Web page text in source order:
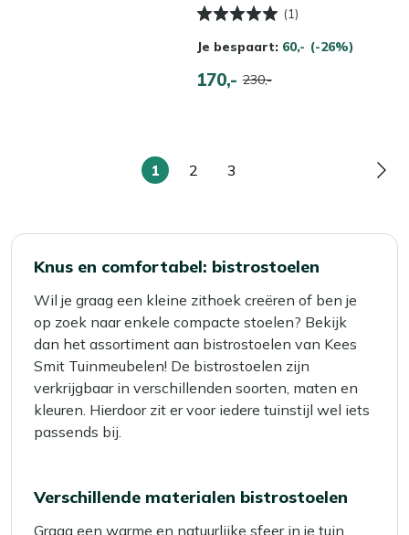
(1)
Je bespaart: 60,- (-26%)
170,- 230,-
U
1
Pagina
2
Pagina
3
Knus en comfortabel: bistrostoelen
Wil je graag een kleine zithoek creëren of ben je
op zoek naar enkele compacte stoelen? Bekijk
dan het assortiment aan bistrostoelen van Kees
Smit Tuinmeubelen! De bistrostoelen zijn
verkrijgbaar in verschillenden soorten, maten en
kleuren. Hierdoor zit er voor iedere tuinstijl wel iets
passends bij.
Verschillende materialen bistrostoelen
Graag een warme en natuurlijke sfeer in je tuin